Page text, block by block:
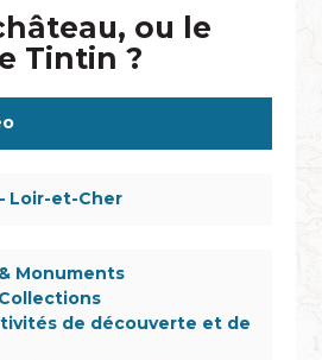
ou le
Tintin ?
Loir-et-Cher
Monuments
de découverte et de